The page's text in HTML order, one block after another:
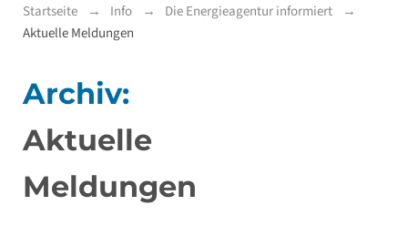
Startseite Info
Die Energieagentur informiert
Aktuelle Meldungen
Archiv:
Aktuelle
Meldungen